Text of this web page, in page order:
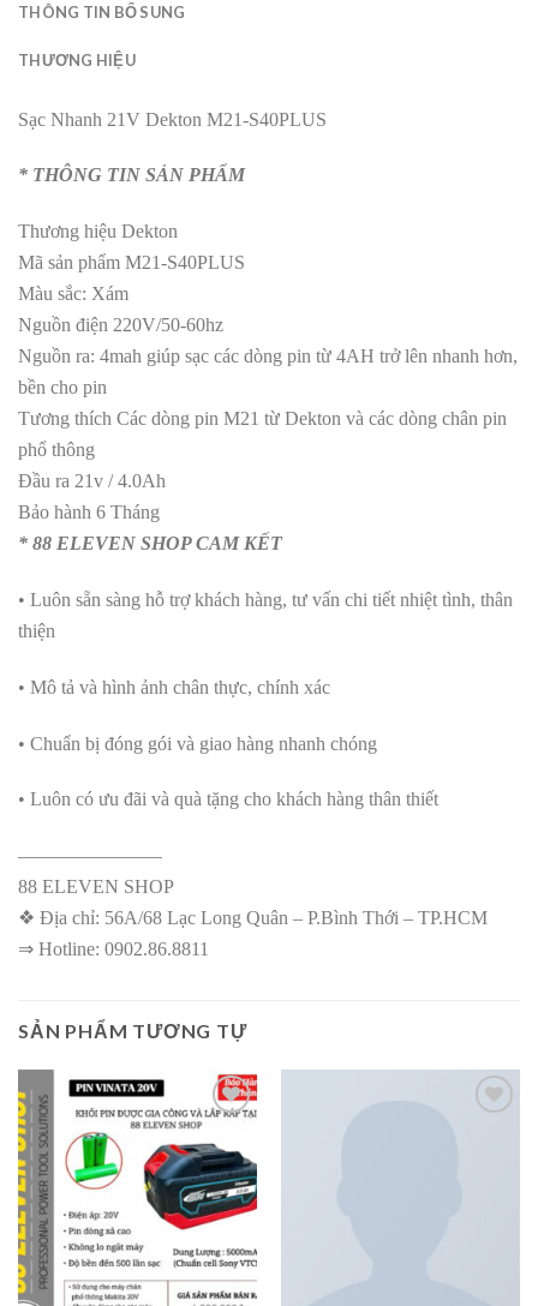
THÔNG TIN BỔ SUNG
THƯƠNG HIỆU
Sạc Nhanh 21V Dekton M21-S40PLUS
* THÔNG TIN SẢN PHẨM
Thương hiệu Dekton
Mã sản phẩm M21-S40PLUS
Màu sắc: Xám
Nguồn điện 220V/50-60hz
Nguồn ra: 4mah giúp sạc các dòng pin từ 4AH trở lên nhanh hơn,
bền cho pin
Tương thích Các dòng pin M21 từ Dekton và các dòng chân pin
phổ thông
Đầu ra 21v / 4.0Ah
Bảo hành 6 Tháng
* 88 ELEVEN SHOP CAM KẾT
• Luôn sẵn sàng hỗ trợ khách hàng, tư vấn chi tiết nhiệt tình, thân
thiện
• Mô tả và hình ảnh chân thực, chính xác
• Chuẩn bị đóng gói và giao hàng nhanh chóng
• Luôn có ưu đãi và quà tặng cho khách hàng thân thiết
———————–
88 ELEVEN SHOP
❖ Địa chỉ: 56A/68 Lạc Long Quân – P.Bình Thới – TP.HCM
⇒ Hotline: 0902.86.8811
SẢN PHẨM TƯƠNG TỰ